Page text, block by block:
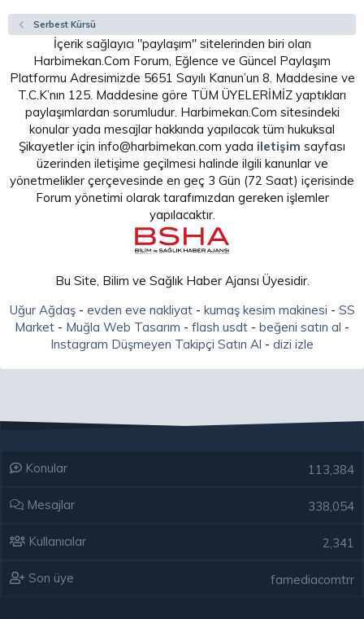
Serbest Kürsü
İçerik sağlayıcı "paylaşım" sitelerinden biri olan
Harbimekan.Com Forum, Eğlence ve Güncel Paylaşım
Platformu Adresimizde 5651 Sayılı Kanun’un 8. Maddesine ve
T.C.K’nın 125. Maddesine göre TÜM ÜYELERİMİZ yaptıkları
paylaşımlardan sorumludur. Harbimekan.Com sitesindeki
konular yada mesajlar hakkında yapılacak tüm hukuksal
Şikayetler için info@harbimekan.com yada iletişim sayfası
üzerinden iletişime geçilmesi halinde ilgili kanunlar ve
yönetmelikler çerçevesinde en geç 3 Gün (72 Saat) içerisinde
Forum yönetimi olarak tarafımızdan gereken işlemler
yapılacaktır.
Bu Site, Bilim ve Sağlık Haber Ajansı Üyesidir.
Uğur Ağdaş- evden eve nakliyat- kumaş kesim makinesi - SS
Market - Muğla Web Tasarım - flash usdt - beğeni satın al -
Instagram Düşmeyen Takipçi Satın Al - dizi izle
Konular 113,384
Mesajlar 338,054
Kullanıcılar 2,341
Son üye famediacomtrr